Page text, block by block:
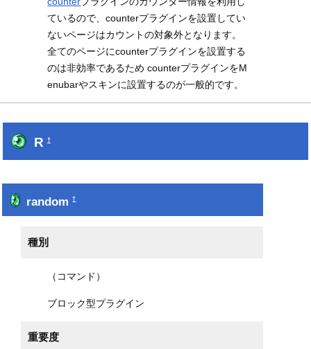
ているので、counterプラグインを設置してい
ないページはカウントの対象外となります。
全てのページにcounterプラグインを設置する
のは非効率であるため counterプラグインをM
enubarやスキンに設置するのが一般的です。
R†
random†
種別
（コマンド）
ブロック型プラグイン
重要度